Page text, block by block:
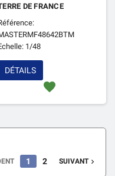
DE FRANCE
1/48
favorite
DÉTAILS
1 2 SUIVANT